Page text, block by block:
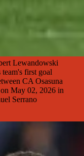
Lewandowski
first goal
CA Osasuna
May 02, 2026 in
Serrano